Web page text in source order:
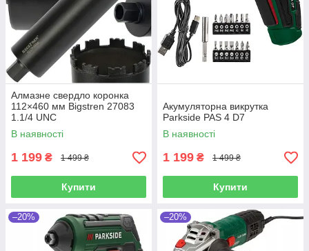
Алмазне свердло коронка
112×460 мм Bigstren 27083
1.1/4 UNC
В наявності
1 199 ₴ 1 499 ₴
Купити
Акумуляторна викрутка
Parkside PAS 4 D7
В наявності
1 199 ₴ 1 499 ₴
Купити
–20% –20%